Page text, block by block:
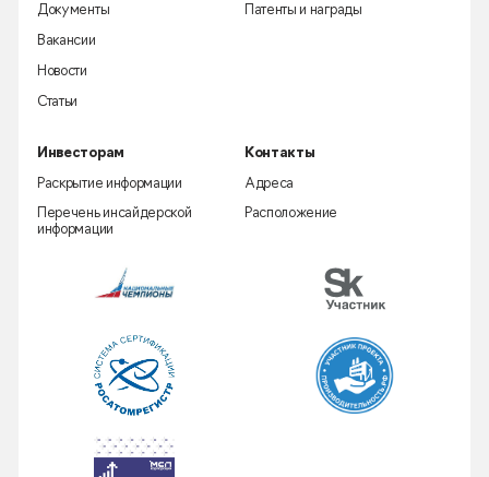
Документы
Вакансии
Новости
Статьи
Патенты и награды
Инвесторам
Раскрытие информации
Перечень инсайдерской
информации
Контакты
Адреса
Расположение